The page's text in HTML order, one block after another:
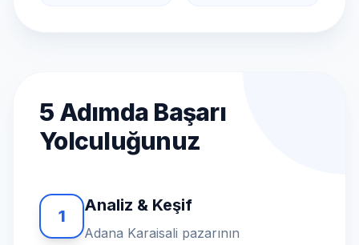
5 Adımda Başarı
Yolculuğunuz
1
Analiz & Keşif
Adana Karaisali pazarının